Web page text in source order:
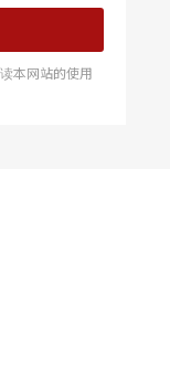
比赛的诱因，
的社团参与想
则是因为戏剧
期内不一定
样的团体认同
潜能的多样性
直接担负社团
本网站的使用